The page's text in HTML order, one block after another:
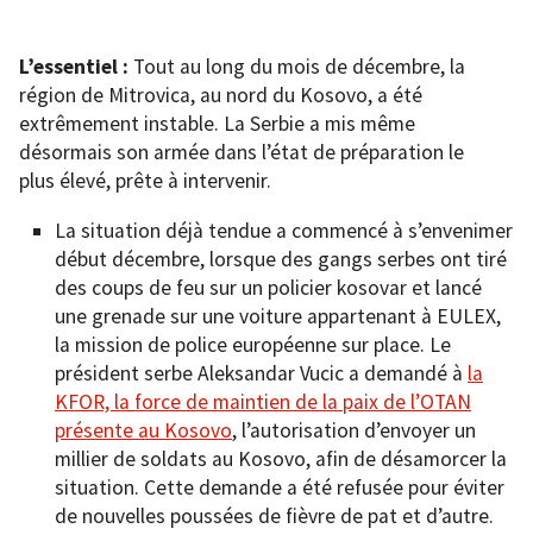
L’essentiel : Tout au long du mois de décembre, la
région de Mitrovica, au nord du Kosovo, a été
extrêmement instable. La Serbie a mis même
désormais son armée dans l’état de préparation le
plus élevé, prête à intervenir.
La situation déjà tendue a commencé à s’envenimer
début décembre, lorsque des gangs serbes ont tiré
des coups de feu sur un policier kosovar et lancé
une grenade sur une voiture appartenant à EULEX,
la mission de police européenne sur place. Le
président serbe Aleksandar Vucic a demandé à la
KFOR, la force de maintien de la paix de l’OTAN
présente au Kosovo, l’autorisation d’envoyer un
millier de soldats au Kosovo, afin de désamorcer la
situation. Cette demande a été refusée pour éviter
de nouvelles poussées de fièvre de pat et d’autre.